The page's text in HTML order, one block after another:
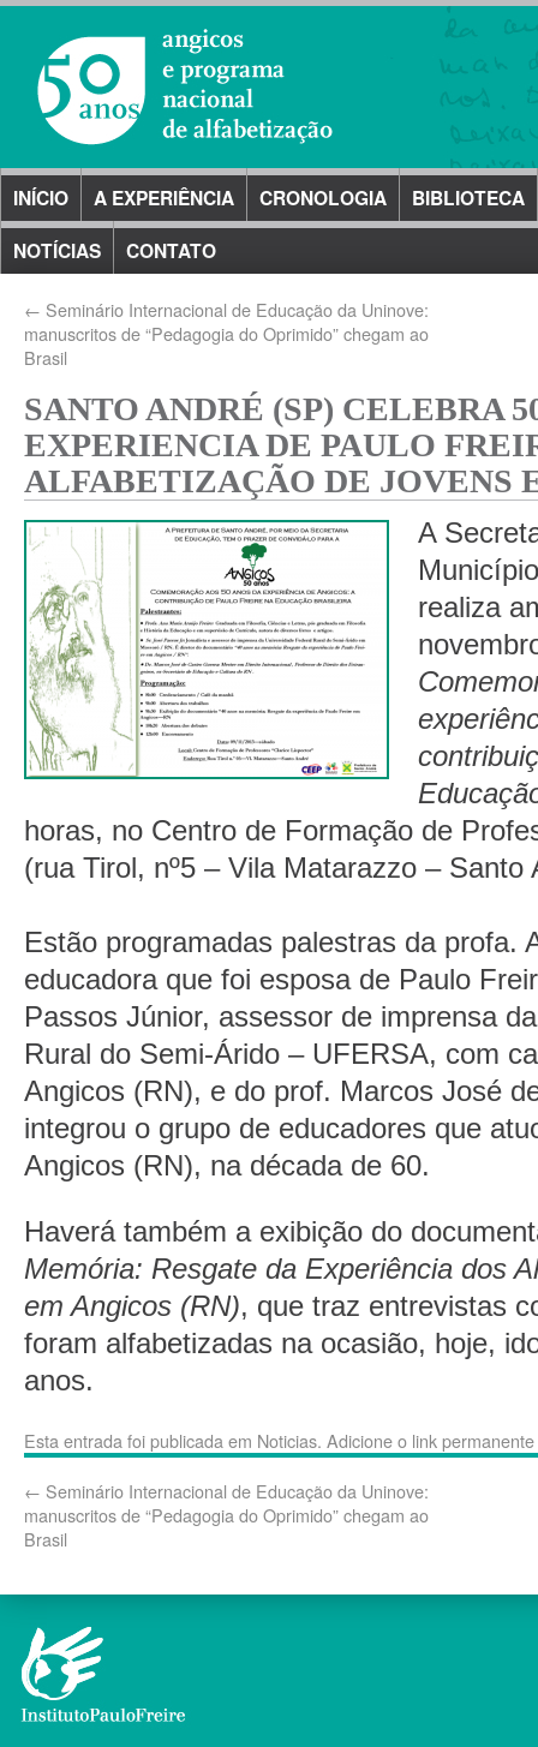
INÍCIO A EXPERIÊNCIA CRONOLOGIA
BIBLIOTECA
NOTÍCIAS
CONTATO
← Seminário Internacional de Educação da Uninove:
manuscritos de “Pedagogia do Oprimido” chegam ao
Brasil
SANTO ANDRÉ (SP) CELEBRA
EXPERIENCIA DE PAULO
ALFABETIZAÇÃO DE JOVENS
A
realiza
horas, no Centro de Formação de
(rua Tirol, nº5 – Vila Matarazzo – Santo
Estão programadas palestras da profa.
educadora que foi esposa de Paulo
Passos Júnior, assessor de imprensa
Rural do Semi-Árido – UFERSA, com
Angicos (RN), e do prof. Marcos José
integrou o grupo de educadores que
Angicos (RN), na década de 60.
Haverá também a exibição do
Memória: Resgate da Experiência dos
em Angicos (RN), que traz entrevistas
foram alfabetizadas na ocasião, hoje,
anos.
Esta entrada foi publicada em Noticias. Adicione o link permanente
← Seminário Internacional de Educação da Uninove:
manuscritos de “Pedagogia do Oprimido” chegam ao
Brasil